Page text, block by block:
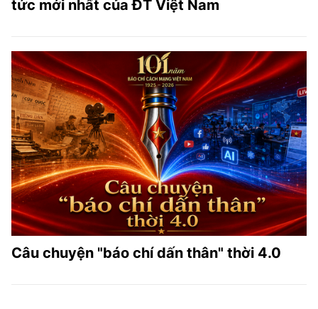
tức mới nhất của ĐT Việt Nam
Câu chuyện "báo chí dấn thân" thời 4.0